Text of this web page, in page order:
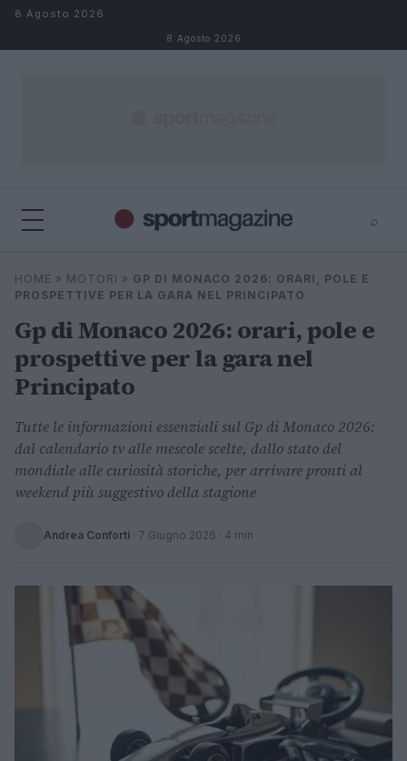
Salta al contenuto
8 Agosto 2026
8 Agosto 2026
⌕
Cerca
⌕
HOME » MOTORI » GP DI MONACO 2026: ORARI, POLE E
PROSPETTIVE PER LA GARA NEL PRINCIPATO
Gp di Monaco 2026: orari, pole e
prospettive per la gara nel
Principato
Tutte le informazioni essenziali sul Gp di Monaco 2026:
dal calendario tv alle mescole scelte, dallo stato del
mondiale alle curiosità storiche, per arrivare pronti al
weekend più suggestivo della stagione
Andrea Conforti · 7 Giugno 2026 · 4 min